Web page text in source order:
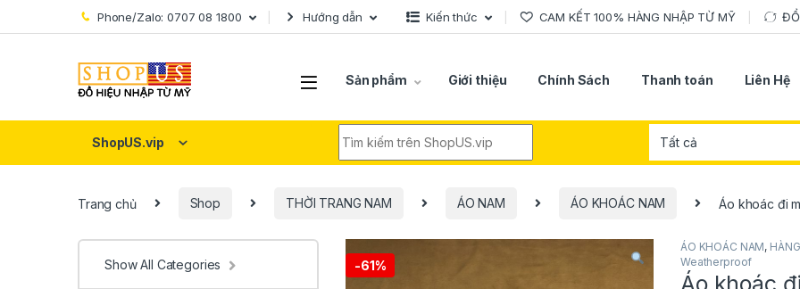
Skip to navigation
Skip to content Phone/Zalo: 0707 08 1800 Hướng dẫn Kiến thức CAM KẾT 100% HÀNG NHẬP TỪ MỸ
Sản phẩm Giới thiệu Chính Sách Thanh toán Liên Hệ
ShopUS.vip
Trang chủ Shop THỜI TRANG NAM ÁO NAM ÁO KHOÁC NAM Áo khoác đi
-61%
ÁO KHOÁC NAM,
Weatherproof
Show All Categories